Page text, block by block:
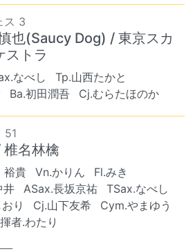
ス 3
也(Saucy Dog) / 東京スカ
ストラ
なべし
Tp.山西たかと
Ba.初田潤吾 Cj.むらたほのか
51
椎名林檎
貴 Vn.かりん
Fl.みき
井 ASax.長坂京祐
TSax.なべし
り Cj.山下友希
Cym.やまゆう
者.わたり